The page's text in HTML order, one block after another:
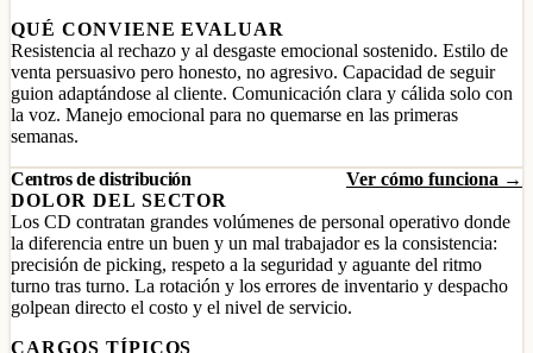
QUÉ CONVIENE EVALUAR
Resistencia al rechazo y al desgaste emocional sostenido. Estilo de
venta persuasivo pero honesto, no agresivo. Capacidad de seguir
guion adaptándose al cliente. Comunicación clara y cálida solo con
la voz. Manejo emocional para no quemarse en las primeras
semanas.
Centros de distribución
Ver cómo funciona →
DOLOR DEL SECTOR
Los CD contratan grandes volúmenes de personal operativo donde
la diferencia entre un buen y un mal trabajador es la consistencia:
precisión de picking, respeto a la seguridad y aguante del ritmo
turno tras turno. La rotación y los errores de inventario y despacho
golpean directo el costo y el nivel de servicio.
CARGOS TÍPICOS